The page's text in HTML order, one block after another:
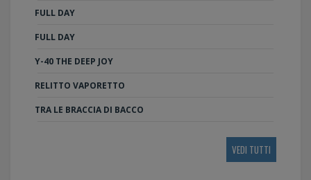
FULL DAY
FULL DAY
Y-40 THE DEEP JOY
RELITTO VAPORETTO
TRA LE BRACCIA DI BACCO
VEDI TUTTI